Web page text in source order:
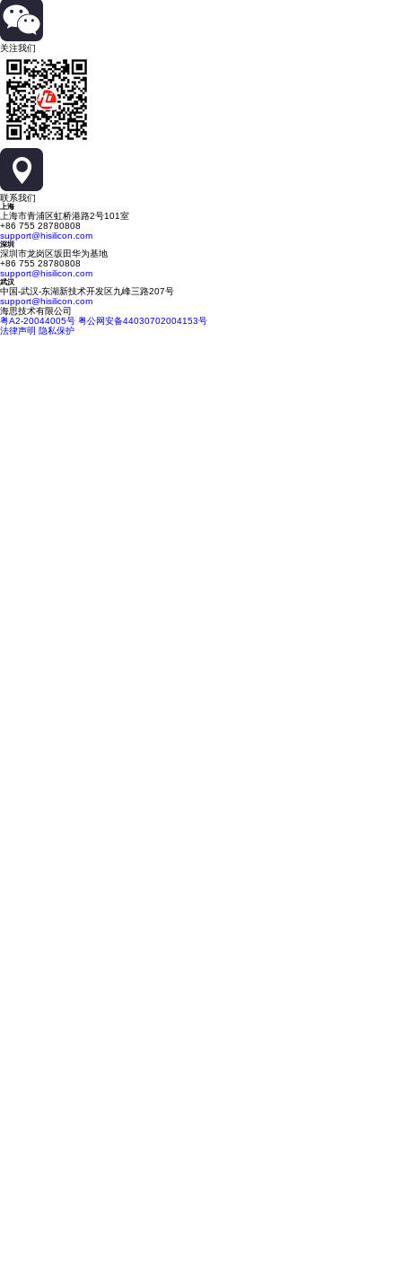
关注我们
联系我们
上海
上海市青浦区虹桥港路2号101室
+86 755 28780808
support@hisilicon.com
深圳
深圳市龙岗区坂田华为基地
+86 755 28780808
support@hisilicon.com
武汉
中国-武汉-东湖新技术开发区九峰三路207号
support@hisilicon.com
海思技术有限公司
粤A2-20044005号 粤公网安备44030702004153号
法律声明 隐私保护